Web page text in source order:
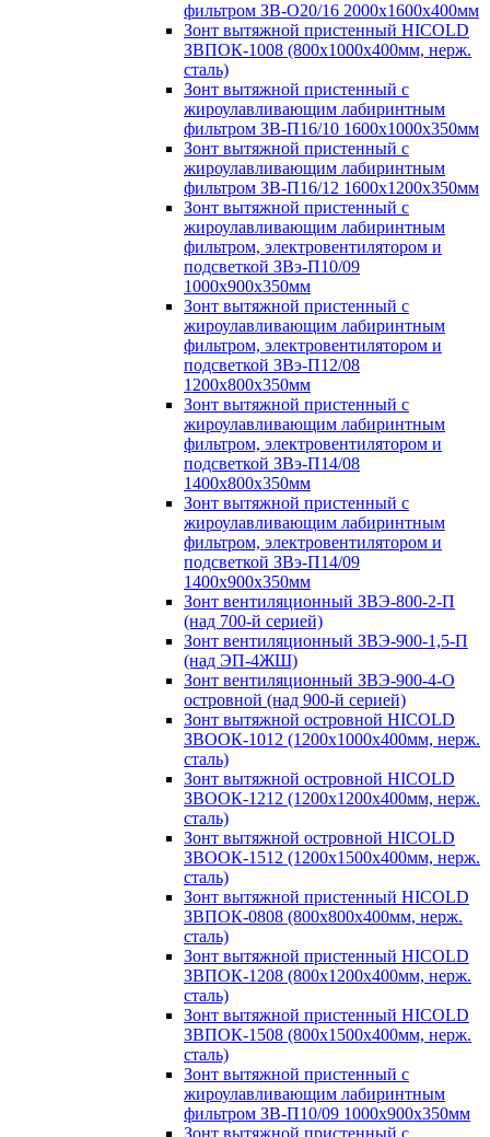
фильтром ЗВ-О20/16 2000х1600х400мм
Зонт вытяжной пристенный HICOLD
ЗВПОК-1008 (800х1000х400мм, нерж.
сталь)
Зонт вытяжной пристенный с
жироулавливающим лабиринтным
фильтром ЗВ-П16/10 1600х1000х350мм
Зонт вытяжной пристенный с
жироулавливающим лабиринтным
фильтром ЗВ-П16/12 1600х1200х350мм
Зонт вытяжной пристенный с
жироулавливающим лабиринтным
фильтром, электровентилятором и
подсветкой ЗВэ-П10/09
1000х900х350мм
Зонт вытяжной пристенный с
жироулавливающим лабиринтным
фильтром, электровентилятором и
подсветкой ЗВэ-П12/08
1200х800х350мм
Зонт вытяжной пристенный с
жироулавливающим лабиринтным
фильтром, электровентилятором и
подсветкой ЗВэ-П14/08
1400х800х350мм
Зонт вытяжной пристенный с
жироулавливающим лабиринтным
фильтром, электровентилятором и
подсветкой ЗВэ-П14/09
1400х900х350мм
Зонт вентиляционный ЗВЭ-800-2-П
(над 700-й серией)
Зонт вентиляционный ЗВЭ-900-1,5-П
(над ЭП-4ЖШ)
Зонт вентиляционный ЗВЭ-900-4-О
островной (над 900-й серией)
Зонт вытяжной островной HICOLD
ЗВООК-1012 (1200х1000х400мм, нерж.
сталь)
Зонт вытяжной островной HICOLD
ЗВООК-1212 (1200x1200x400мм, нерж.
сталь)
Зонт вытяжной островной HICOLD
ЗВООК-1512 (1200х1500х400мм, нерж.
сталь)
Зонт вытяжной пристенный HICOLD
ЗВПОК-0808 (800х800х400мм, нерж.
сталь)
Зонт вытяжной пристенный HICOLD
ЗВПОК-1208 (800х1200х400мм, нерж.
сталь)
Зонт вытяжной пристенный HICOLD
ЗВПОК-1508 (800х1500х400мм, нерж.
сталь)
Зонт вытяжной пристенный с
жироулавливающим лабиринтным
фильтром ЗВ-П10/09 1000х900х350мм
Зонт вытяжной пристенный с